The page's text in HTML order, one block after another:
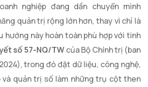
nghiệp đang dần chuyển mình
quản trị rộng lớn hơn, thay vì chỉ là
hướng này hoàn toàn phù hợp với tinh
số 57-NQ/TWcủa Bộ Chính trị (ban
trong đó đặt dữ liệu, công nghệ,
quản trị số làm những trụ cột then